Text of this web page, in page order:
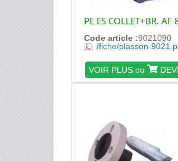
PE ES COLLET+BR.
Code article :9021090
/fiche/plasson-
VOIR PLUS ou